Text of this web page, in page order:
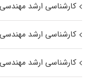
کارشناسی ارشد
کارشناسی ارشد
کارشناسی ارشد